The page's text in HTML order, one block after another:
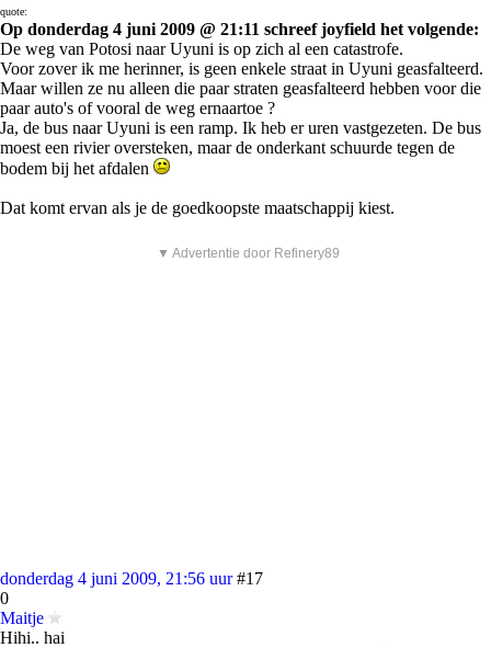
quote:
Op donderdag 4 juni 2009 @ 21:11 schreef joyfield het volgende:
De weg van Potosi naar Uyuni is op zich al een catastrofe.
Voor zover ik me herinner, is geen enkele straat in Uyuni geasfalteerd.
Maar willen ze nu alleen die paar straten geasfalteerd hebben voor die
paar auto's of vooral de weg ernaartoe ?
Ja, de bus naar Uyuni is een ramp. Ik heb er uren vastgezeten. De bus
moest een rivier oversteken, maar de onderkant schuurde tegen de
bodem bij het afdalen
Dat komt ervan als je de goedkoopste maatschappij kiest.
▼ Advertentie door Refinery89
donderdag 4 juni 2009, 21:56 uur #17
0
Maitje
Hihi.. hai